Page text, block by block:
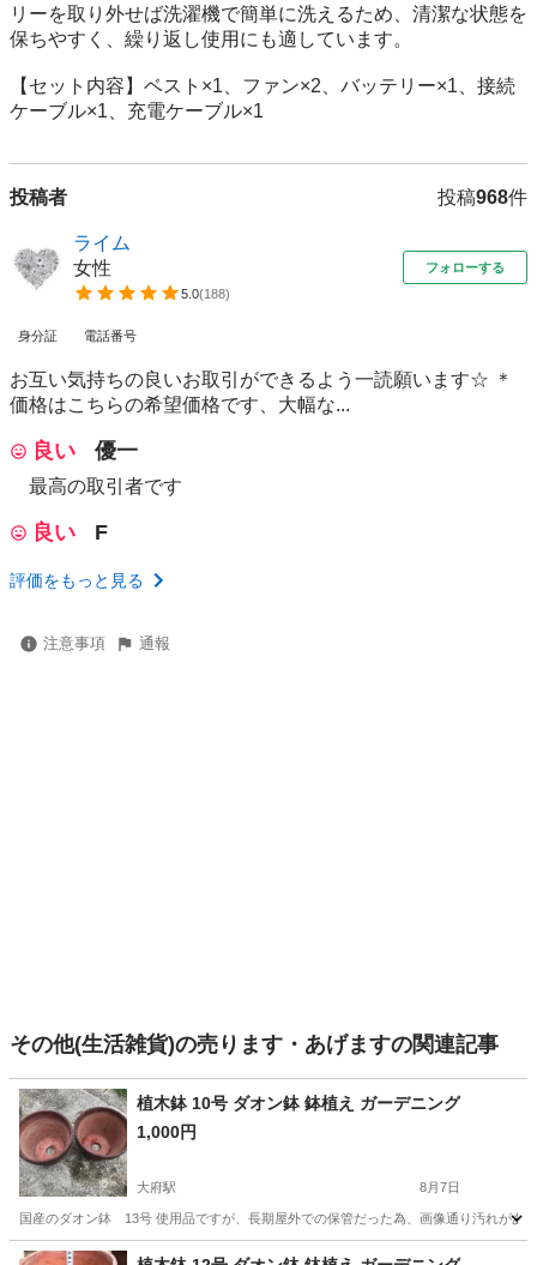
リーを取り外せば洗濯機で簡単に洗えるため、清潔な状態を
保ちやすく、繰り返し使用にも適しています。
【セット内容】ベスト×1、ファン×2、バッテリー×1、接続
ケーブル×1、充電ケーブル×1
投稿者 投稿968件
ライム
女性
5.0(188)
フォローする
身分証 電話番号
お互い気持ちの良いお取引ができるよう一読願います☆ ＊
価格はこちらの希望価格です、大幅な...
良い 優一
最高の取引者です
良い F
評価をもっと見る
注意事項 通報
その他(生活雑貨)の売ります・あげますの関連記事
植木鉢 10号 ダオン鉢 鉢植え ガーデニング
1,000円
大府駅 8月7日
国産のダオン鉢 13号 使用品ですが、長期屋外での保管だった為、画像通り汚れがあ
愛知 大府市 大府駅 その他 10号